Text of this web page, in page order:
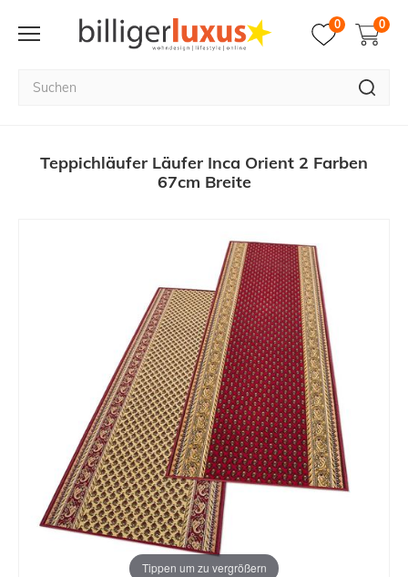
0 0
Teppichläufer Läufer Inca Orient 2 Farben
67cm Breite
Tippen um zu vergrößern